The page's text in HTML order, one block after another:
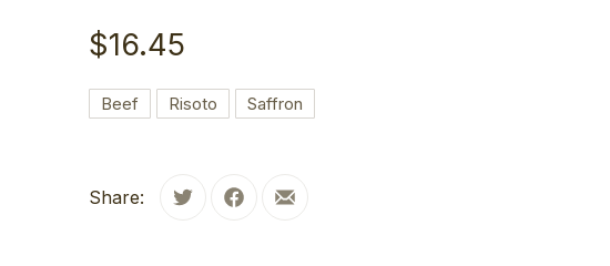
$16.45
Beef Risoto Saffron
Share: Tweet Share on Facebook
Share by Email